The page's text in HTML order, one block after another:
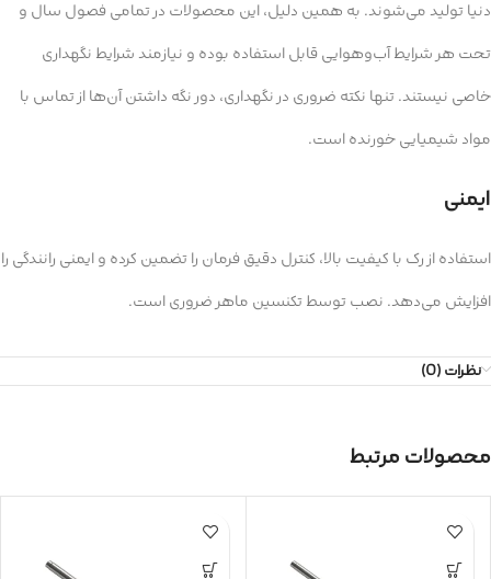
دنیا تولید می‌شوند. به همین دلیل، این محصولات در تمامی فصول سال و
تحت هر شرایط آب‌وهوایی قابل استفاده بوده و نیازمند شرایط نگهداری
خاصی نیستند. تنها نکته ضروری در نگهداری، دور نگه داشتن آن‌ها از تماس با
مواد شیمیایی خورنده است.
ایمنی
استفاده از رک با کیفیت بالا، کنترل دقیق فرمان را تضمین کرده و ایمنی رانندگی را
افزایش می‌دهد. نصب توسط تکنسین ماهر ضروری است.
نظرات (0)
محصولات مرتبط